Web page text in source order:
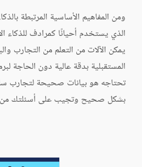
ومن المفاهيم الأساسية المرتبطة
الذي يستخدم أحيانًا كمرادف
يمكن الآلات من التعلم من التجارب
المستقبلية بدقة عالية دون الحاجة
تحتاجه هو بيانات صحيحة لتجارب
بشكل صحيح وتجيب على أسئلتك من